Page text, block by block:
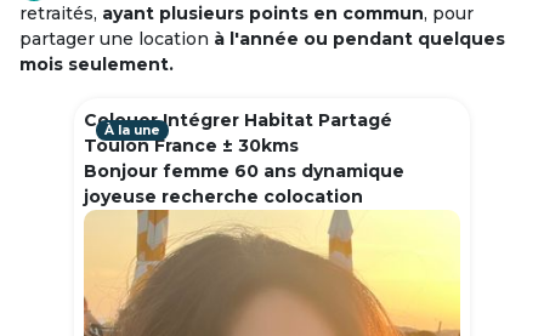
retraités, ayant plusieurs points en commun, pour
partager une location à l'année ou pendant quelques
mois seulement.
Colouer Intégrer Habitat Partagé
Toulon France ± 30kms
Bonjour femme 60 ans dynamique
joyeuse recherche colocation
À la une